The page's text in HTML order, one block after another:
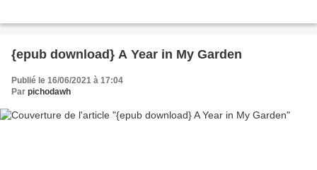
{epub download} A Year in My Garden
Publié le 16/06/2021 à 17:04
Par pichodawh